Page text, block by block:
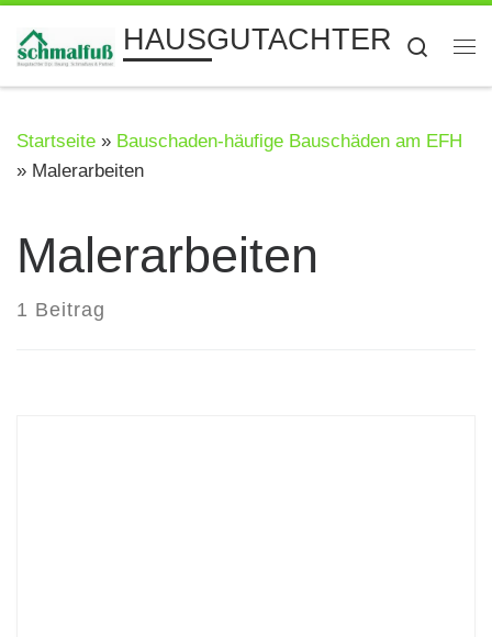
Zum Inhalt springenHAUSGUTACHTER
Search
Startseite » Bauschaden-häufige Bauschäden am EFH
» Malerarbeiten
Malerarbeiten
1 Beitrag